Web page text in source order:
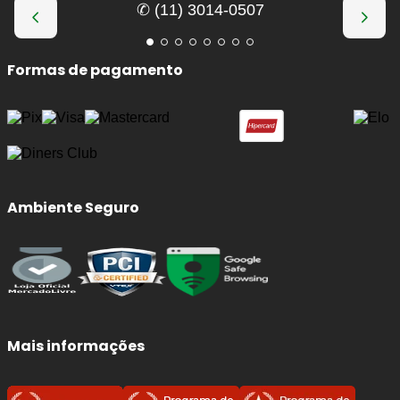
✆ (11) 3014-0507
Formas de pagamento
Ambiente Seguro
Mais informações